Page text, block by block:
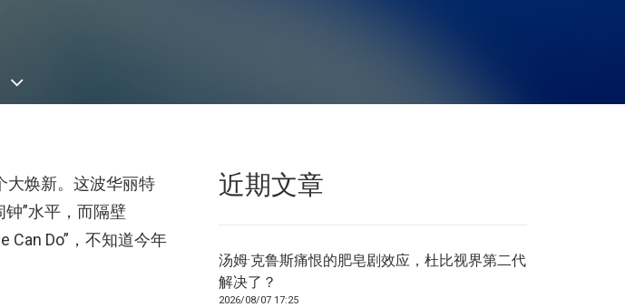
大焕新。这波华丽特
”水平，而隔壁
Can Do”，不知道今年
近期文章
汤姆·克鲁斯痛恨的肥皂剧效应，杜比视界第二代
解决了？
2026/08/07 17:25